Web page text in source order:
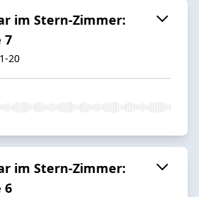
im Stern-Zimmer:
7
20
im Stern-Zimmer:
6